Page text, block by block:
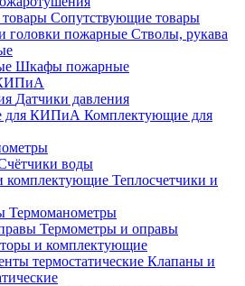
Сопутствующие товары
Стволы, рукава
Шкафы пожарные
Датчики давления
Комплектующие для
воды
Теплосчетчики и
Термоманометры
Термометры и оправы
и комплектующие
Клапаны и